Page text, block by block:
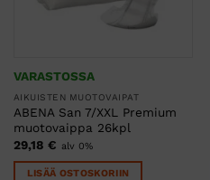
VARASTOSSA
AIKUISTEN MUOTOVAIPAT
ABENA San 7/XXL Premium
muotovaippa 26kpl
29,18 € alv 0%
LISÄÄ OSTOSKORIIN